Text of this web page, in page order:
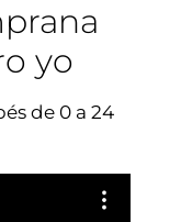
yo
de 0 a 24